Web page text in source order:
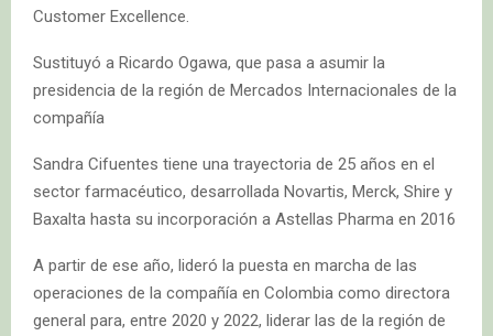
Customer Excellence.
Sustituyó a Ricardo Ogawa, que pasa a asumir la
presidencia de la región de Mercados Internacionales de la
compañía
Sandra Cifuentes tiene una trayectoria de 25 años en el
sector farmacéutico, desarrollada Novartis, Merck, Shire y
Baxalta hasta su incorporación a Astellas Pharma en 2016
A partir de ese año, lideró la puesta en marcha de las
operaciones de la compañía en Colombia como directora
general para, entre 2020 y 2022, liderar las de la región de